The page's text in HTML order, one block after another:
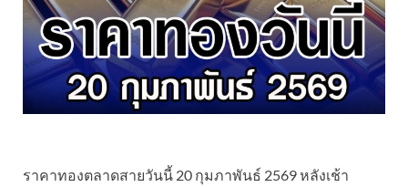
ราคาทองตลาดสายวันนี้ 20 กุมภาพันธ์ 2569 หลังเช้า